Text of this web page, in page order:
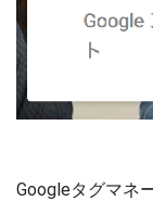
Googleタグマネ